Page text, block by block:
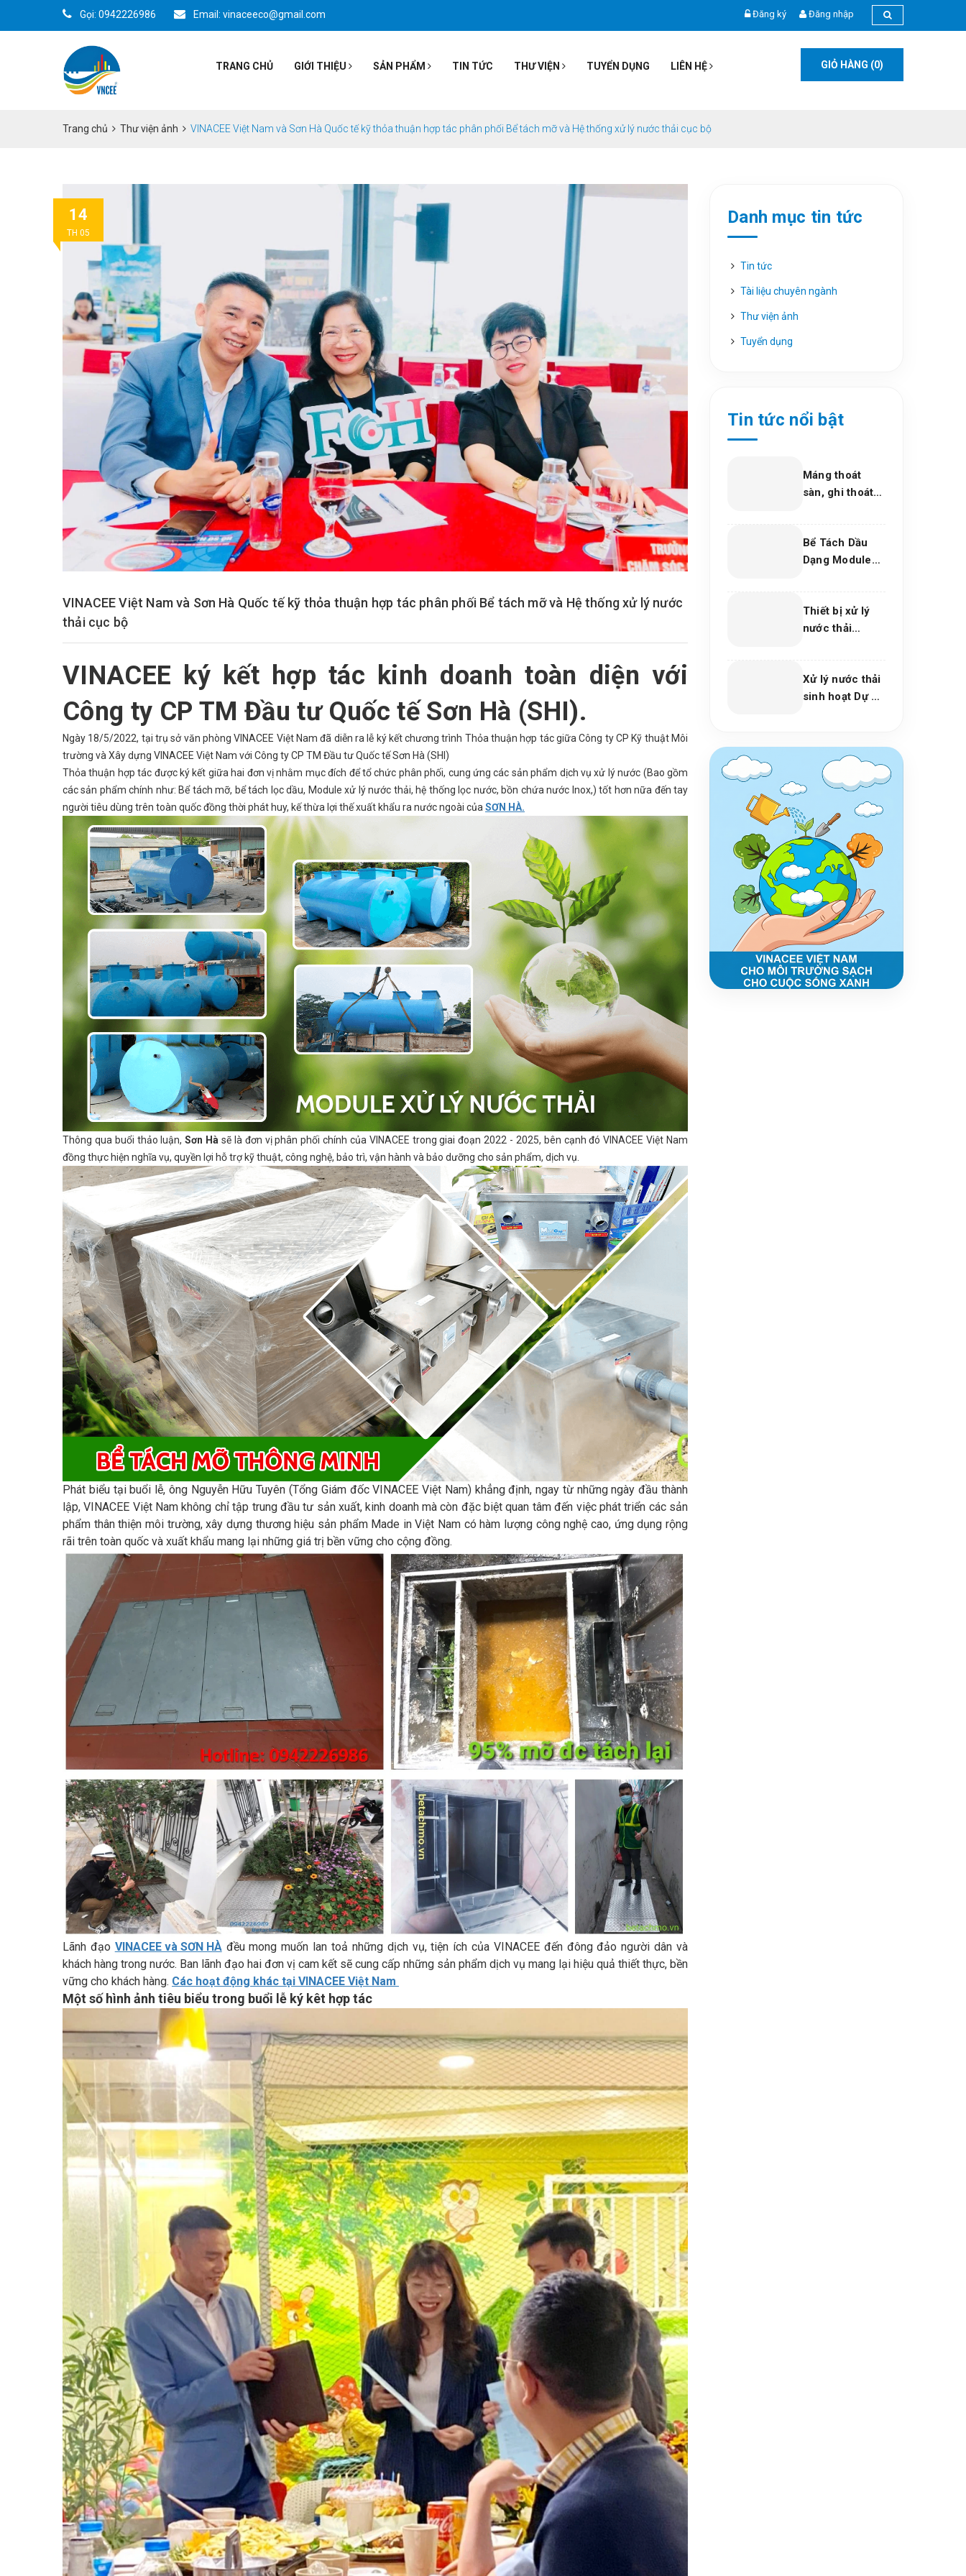
Gọi: 0942226986 Email: vinaceeco@gmail.com Đăng ký Đăng nhập
TRANG CHỦ GIỚI THIỆU SẢN PHẨM TIN TỨC THƯ VIỆN TUYỂN DỤNG LIÊN HỆ GIỎ HÀNG (0)
Trang chủ Thư viện ảnh VINACEE Việt Nam và Sơn Hà Quốc tế kỹ thỏa thuận hợp tác phân phối Bể tách mỡ và Hệ thống xử lý nước thải cục bộ
14
TH 05
VINACEE Việt Nam và Sơn Hà Quốc tế kỹ thỏa thuận hợp tác phân phối Bể tách mỡ và Hệ thống xử lý nước
thải cục bộ
VINACEE ký kết hợp tác kinh doanh toàn diện với
Công ty CP TM Đầu tư Quốc tế Sơn Hà (SHI).
Ngày 18/5/2022, tại trụ sở văn phòng VINACEE Việt Nam đã diễn ra lễ ký kết chương trình Thỏa thuận hợp tác giữa Công ty CP Kỹ thuật Môi
trường và Xây dựng VINACEE Việt Nam với Công ty CP TM Đầu tư Quốc tế Sơn Hà (SHI)
Thỏa thuận hợp tác được ký kết giữa hai đơn vị nhằm mục đích để tổ chức phân phối, cung ứng các sản phẩm dịch vụ xử lý nước (Bao gồm
các sản phẩm chính như: Bể tách mỡ, bể tách lọc dầu, Module xử lý nước thải, hệ thống lọc nước, bồn chứa nước Inox,) tốt hơn nữa đến tay
người tiêu dùng trên toàn quốc đồng thời phát huy, kế thừa lợi thế xuất khẩu ra nước ngoài của SƠN HÀ.
Thông qua buổi thảo luận,Sơn Hà sẽ là đơn vị phân phối chính của VINACEE trong giai đoạn 2022 - 2025, bên cạnh đó VINACEE Việt Nam
đồng thực hiện nghĩa vụ, quyền lợi hỗ trợ kỹ thuật, công nghệ, bảo trì, vận hành và bảo dưỡng cho sản phẩm, dịch vụ.
Phát biểu tại buổi lễ, ông Nguyễn Hữu Tuyên (Tổng Giám đốc VINACEE Việt Nam) khẳng định, ngay từ những ngày đầu thành
lập, VINACEE Việt Nam không chỉ tập trung đầu tư sản xuất, kinh doanh mà còn đặc biệt quan tâm đến việc phát triển các sản
phẩm thân thiện môi trường, xây dựng thương hiệu sản phẩm Made in Việt Nam có hàm lượng công nghệ cao, ứng dụng rộng
rãi trên toàn quốc và xuất khẩu mang lại những giá trị bền vững cho cộng đồng.
Lãnh đạo VINACEE và SƠN HÀđều mong muốn lan toả những dịch vụ, tiện ích của VINACEE đến đông đảo người dân và
khách hàng trong nước. Ban lãnh đạo hai đơn vị cam kết sẽ cung cấp những sản phẩm dịch vụ mang lại hiệu quả thiết thực, bền
vững cho khách hàng. Các hoạt động khác tại VINACEE Việt Nam
Một số hình ảnh tiêu biểu trong buổi lễ ký kêt hợp tác
Danh mục tin tức
Tin tức
Tài liệu chuyên ngành
Thư viện ảnh
Tuyển dụng
Tin tức nổi bật
Máng thoát
sàn, ghi thoát
nước bền vững
cho dự án và
Bể Tách Dầu
Dạng Module
Dầu Nước Hiệu
Quả, Bền Vững
Nghiệp
Thiết bị xử lý
nước thải
tâm thẩm mỹ
2026
Xử lý nước thải
sinh hoạt Dự án
năm 2026